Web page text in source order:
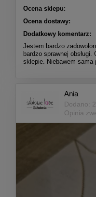
Ocena sklepu:
Ocena dostawy:
Dodatkowy komentarz:
Jestem bardzo
bardzo sprawnej
sklepie. Niebawem sama
Ania
Dodano:
Opinia